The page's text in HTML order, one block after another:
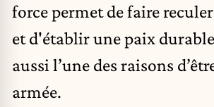
force permet de faire
et d'établir une paix
aussi l’une des raisons
armée.